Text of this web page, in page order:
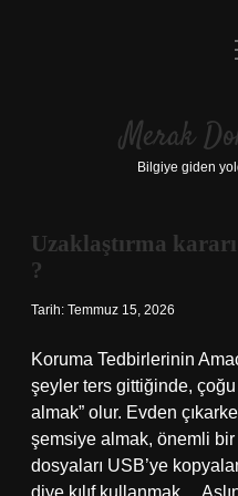
Merak
Bilgiye giden
Merak
Dolu
Hikayeler
Yazılar
Uzaklaştırma
?
Tarih: Temmuz 15, 2026
Koruma Tedbirlerinin
şeyler ters gittiğinde,
almak” olur. Evden
şemsiye almak, önemli
dosyaları USB’ye
diye kılıf kullanmak…